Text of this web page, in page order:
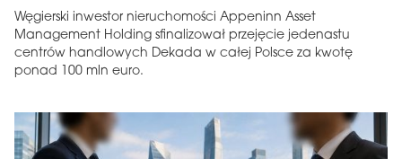
Węgierski inwestor nieruchomości Appeninn Asset
Management Holding sfinalizował przejęcie jedenastu
centrów handlowych Dekada w całej Polsce za kwotę
ponad 100 mln euro.